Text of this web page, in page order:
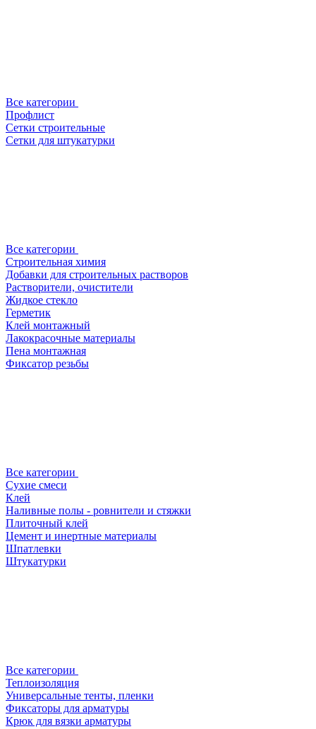
Все категории
Профлист
Сетки строительные
Сетки для штукатурки
Все категории
Строительная химия
Добавки для строительных растворов
Растворители, очистители
Жидкое стекло
Герметик
Клей монтажный
Лакокрасочные материалы
Пена монтажная
Фиксатор резьбы
Все категории
Сухие смеси
Клей
Наливные полы - ровнители и стяжки
Плиточный клей
Цемент и инертные материалы
Шпатлевки
Штукатурки
Все категории
Теплоизоляция
Универсальные тенты, пленки
Фиксаторы для арматуры
Крюк для вязки арматуры